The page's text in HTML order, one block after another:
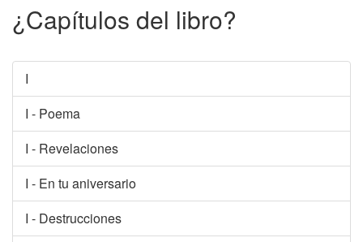
¿Capítulos del libro?
I
I - Poema
I - Revelaciones
I - En tu aniversario
I - Destrucciones